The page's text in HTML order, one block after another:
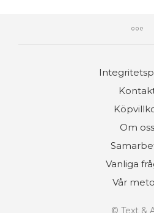
be
the
Om oss
Vanliga
Vår
© Text &